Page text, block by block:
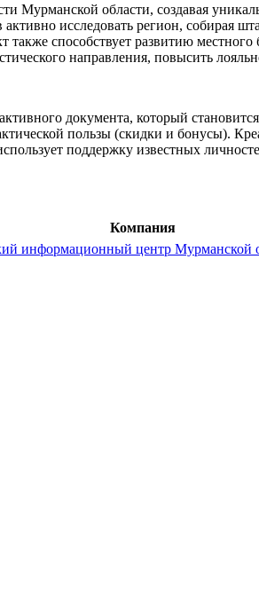
Мурманской области, создавая
исследовать регион, собирая
способствует развитию
направления, повысить
документа, который
пользы (скидки и бонусы).
поддержку известных
Компания
информационный центр Мурманской